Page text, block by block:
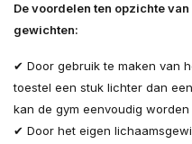
De voordelen ten opzichte
gewichten:
✔ Door gebruik te maken van
toestel een stuk lichter dan
kan de gym eenvoudig
✔ Door het eigen